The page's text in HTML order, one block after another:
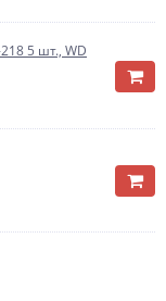
5 шт., WD